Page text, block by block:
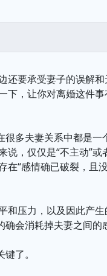
还要承受妻子的误解
下，让你对离婚这件
多夫妻关系中都是一
，仅仅是“不主动”或
“感情确已破裂，且
和压力，以及因此产
会消耗掉夫妻之间的
了。